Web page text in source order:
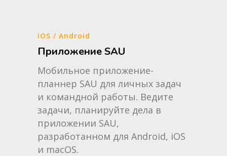
iOS / Android
Приложение SAU
Мобильное приложение-
планнер SAU для личных задач
и командной работы. Ведите
задачи, планируйте дела в
приложении SAU,
разработанном для Android, iOS
и macOS.